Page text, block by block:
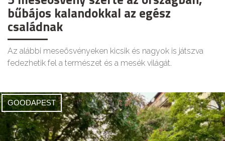
bűbájos kalandokkal az egész
családnak
Az alábbi meseösvényeken kicsik és nagyok is játszva
fedezhetik fel a természet és a mesék világát.
GOODAPEST